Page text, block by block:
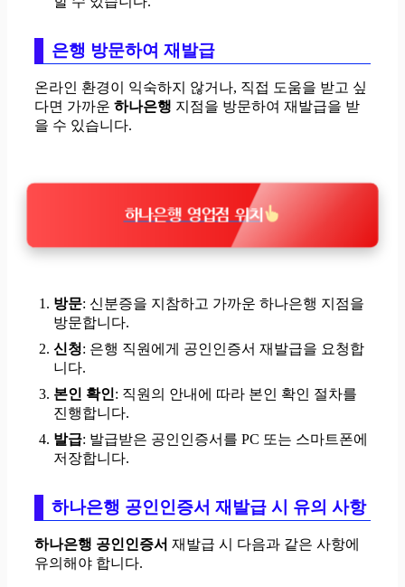
은행 방문하여 재발급
온라인 환경이 익숙하지 않거나, 직접 도움을 받고 싶
다면 가까운 하나은행 지점을 방문하여 재발급을 받
을 수 있습니다.
하나은행 영업점 위치
방문: 신분증을 지참하고 가까운 하나은행 지점을
방문합니다.
신청: 은행 직원에게 공인인증서 재발급을 요청합
니다.
본인 확인: 직원의 안내에 따라 본인 확인 절차를
진행합니다.
발급: 발급받은 공인인증서를 PC 또는 스마트폰에
저장합니다.
하나은행 공인인증서 재발급 시 유의 사항
하나은행 공인인증서 재발급 시 다음과 같은 사항에
유의해야 합니다.